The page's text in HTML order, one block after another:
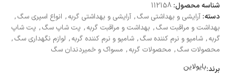
شناسه محصول: 112158
دسته: آرایشی و بهداشتی سگ, آرایشی و بهداشتی گربه, انواع اسپری سگ,
بهداشت و مراقبت سگ, بهداشت و مراقبت گربه, پت شاپ سگ, پت شاپ
گربه, شامپو و نرم کننده سگ, شامپو و نرم کننده گربه, لوازم نگهداری سگ,
محصولات سگ, محصولات گربه, مسواک و خمیردندان سگ
برند:بایولاین